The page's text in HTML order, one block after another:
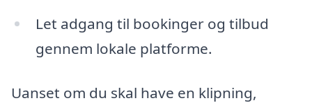
Let adgang til bookinger og tilbud
gennem lokale platforme.
Uanset om du skal have en klipning,